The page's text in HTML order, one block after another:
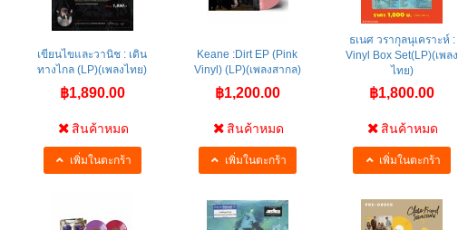
เขียนไขและวานิช : เดิน
ทางไกล (LP)(เพลงไทย)
฿1,890.00
สินค้าหมด
เพิ่มในตะกร้า
Keane :Dirt EP (Pink
Vinyl) (LP)(เพลงสากล)
฿1,200.00
สินค้าหมด
เพิ่มในตะกร้า
ธเนศ วรากุลนุเคราะห์ :
Vinyl Box Set(LP)(เพลง
ไทย)
฿1,800.00
สินค้าหมด
เพิ่มในตะกร้า